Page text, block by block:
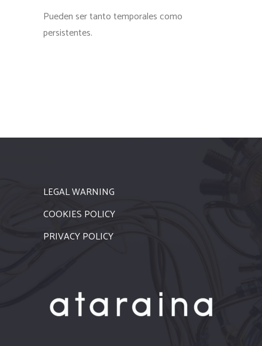
Pueden ser tanto temporales como
persistentes.
LEGAL WARNING
COOKIES POLICY
PRIVACY POLICY